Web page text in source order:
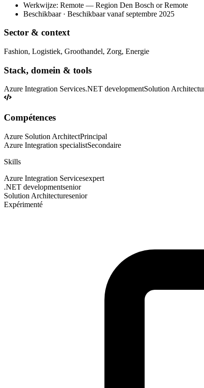
Werkwijze: Remote — Region Den Bosch or Remote
Beschikbaar · Beschikbaar vanaf septembre 2025
Sector & context
Fashion, Logistiek, Groothandel, Zorg, Energie
Stack, domein & tools
Azure Integration Services.NET developmentSolution
Compétences
Azure Solution ArchitectPrincipal
Azure Integration specialistSecondaire
Skills
Azure Integration Servicesexpert
.NET developmentsenior
Solution Architecturesenior
Expérimenté